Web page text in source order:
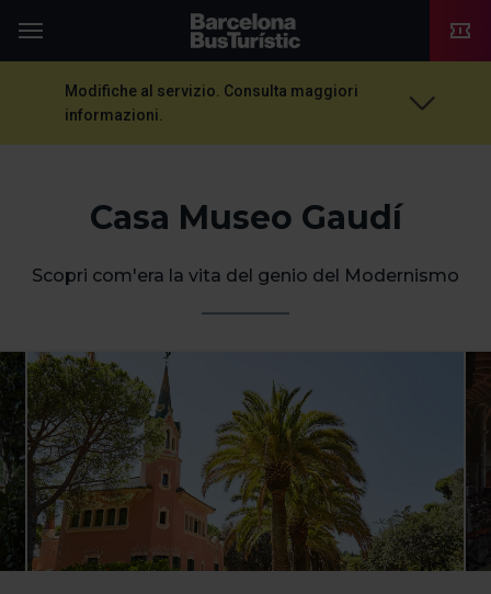
TMB-OCI
Modifiche al servizio. Consulta maggiori
informazioni.
Casa Museo Gaudí
Scopri com'era la vita del genio del Modernismo